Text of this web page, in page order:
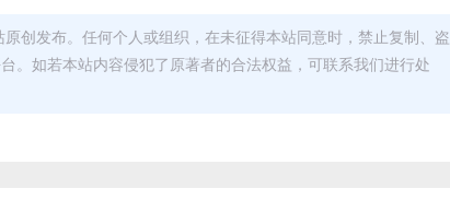
创发布。任何个人或组织，在未征得本站同意时，禁止复制、盗
。如若本站内容侵犯了原著者的合法权益，可联系我们进行处